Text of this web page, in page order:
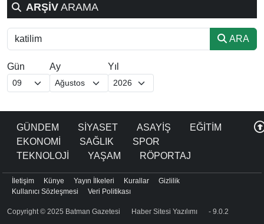
ARŞİV ARAMA
ARA
Gün Ay Yıl
GÜNDEM SİYASET ASAYİŞ
EĞİTİM
EKONOMİ
SAĞLIK
SPOR
TEKNOLOJİ
YAŞAM RÖPORTAJ
Copyright © 2025 Batman Gazetesi Haber Sitesi Yazılımı - 9.0.2
İletişim Künye Yayın İlkeleri Kurallar
Gizlilik
Kullanıcı Sözleşmesi
Veri Politikası